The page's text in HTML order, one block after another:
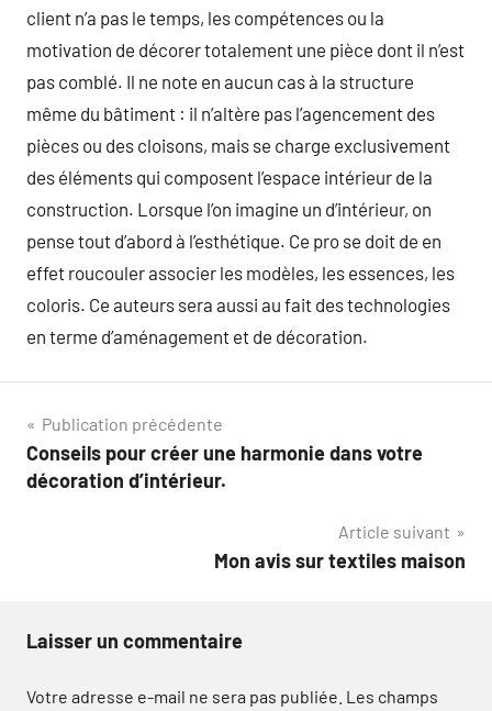
client n’a pas le temps, les compétences ou la
motivation de décorer totalement une pièce dont il n’est
pas comblé. Il ne note en aucun cas à la structure
même du bâtiment : il n’altère pas l’agencement des
pièces ou des cloisons, mais se charge exclusivement
des éléments qui composent l’espace intérieur de la
construction. Lorsque l’on imagine un d’intérieur, on
pense tout d’abord à l’esthétique. Ce pro se doit de en
effet roucouler associer les modèles, les essences, les
coloris. Ce auteurs sera aussi au fait des technologies
en terme d’aménagement et de décoration.
Navigation
de
Publication précédente
Conseils pour créer une harmonie dans votre
décoration d’intérieur.
Article suivant
Mon avis sur textiles maison
Laisser un commentaire
Votre adresse e-mail ne sera pas publiée. Les champs